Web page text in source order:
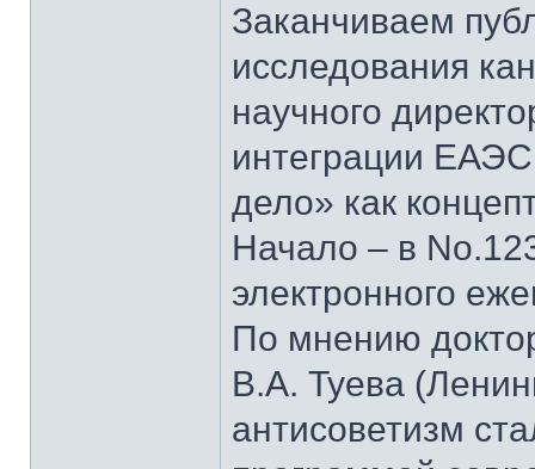
Заканчиваем
исследования
научного
интеграции
дело» как
Начало – в
электронного
По мнению
В.А. Туева
антисоветизм